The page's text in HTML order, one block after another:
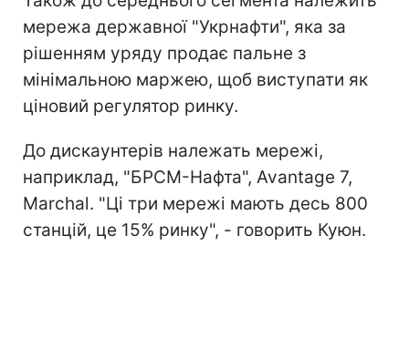
мережа державної "Укрнафти", яка за
рішенням уряду продає пальне з
мінімальною маржею, щоб виступати як
ціновий регулятор ринку.
До дискаунтерів належать мережі,
наприклад, "БРСМ-Нафта", Avantage 7,
Marchal. "Ці три мережі мають десь 800
станцій, це 15% ринку", - говорить Куюн.